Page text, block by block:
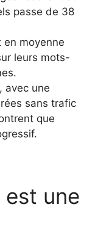
passe de 38
en moyenne
leurs mots-
avec une
sans trafic
que
est une